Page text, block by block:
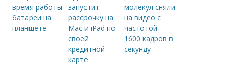
время работы
батареи на
планшете
запустит
рассрочку на
Mac и iPad по
своей
кредитной
карте
молекул сняли
на видео с
частотой
1600 кадров в
секунду